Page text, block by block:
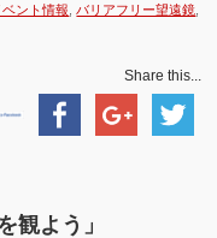
ベント情報 ,バリアフリー望遠鏡
Share this...
観よう」